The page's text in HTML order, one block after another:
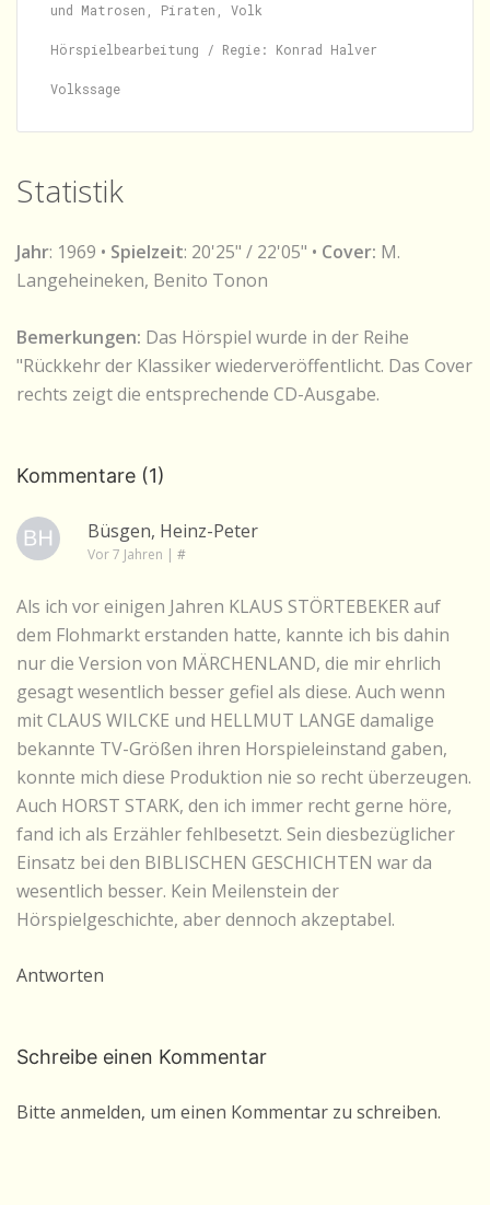
und Matrosen, Piraten, Volk
Hörspielbearbeitung / Regie: Konrad Halver
Statistik
Jahr: 1969 • Spielzeit: 20'25" / 22'05" • Cover: M.
Langeheineken, Benito Tonon
Bemerkungen: Das Hörspiel wurde in der Reihe
"Rückkehr der Klassiker wiederveröffentlicht. Das Cover
rechts zeigt die entsprechende CD-Ausgabe.
Kommentare (1)
Büsgen, Heinz-Peter
Vor 7 Jahren | #
Als ich vor einigen Jahren KLAUS STÖRTEBEKER auf
dem Flohmarkt erstanden hatte, kannte ich bis dahin
nur die Version von MÄRCHENLAND, die mir ehrlich
gesagt wesentlich besser gefiel als diese. Auch wenn
mit CLAUS WILCKE und HELLMUT LANGE damalige
bekannte TV-Größen ihren Horspieleinstand gaben,
konnte mich diese Produktion nie so recht überzeugen.
Auch HORST STARK, den ich immer recht gerne höre,
fand ich als Erzähler fehlbesetzt. Sein diesbezüglicher
Einsatz bei den BIBLISCHEN GESCHICHTEN war da
wesentlich besser. Kein Meilenstein der
Hörspielgeschichte, aber dennoch akzeptabel.
Antworten
Schreibe einen Kommentar
Bitte anmelden, um einen Kommentar zu schreiben.